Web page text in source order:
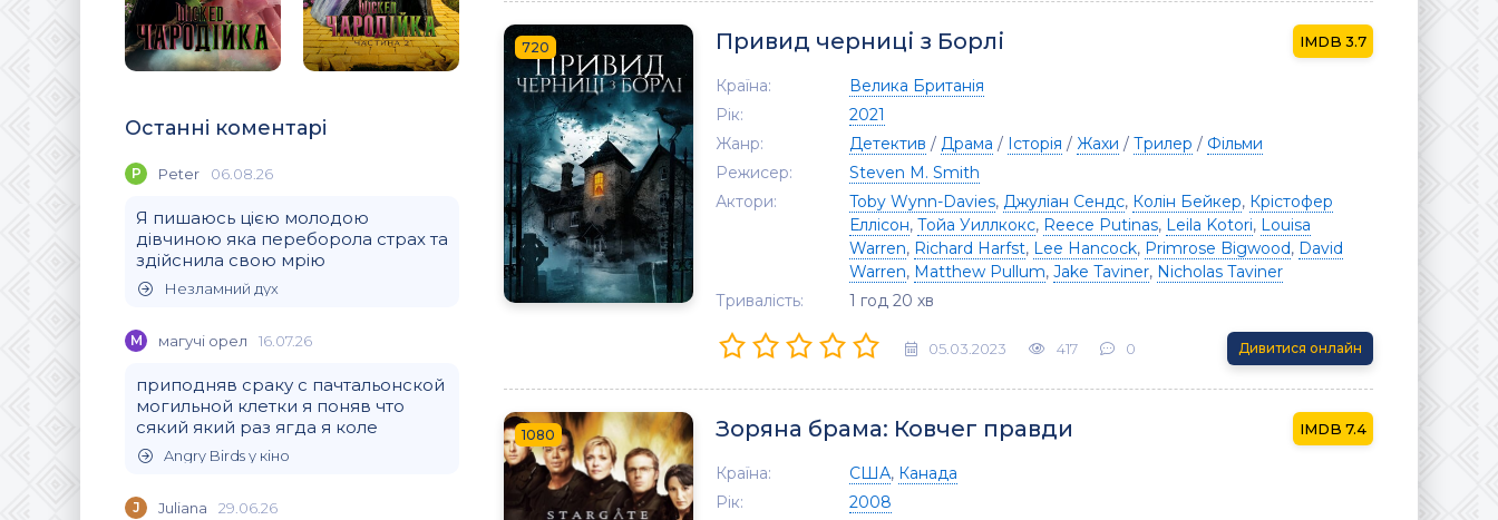
Останні коментарі
P Peter 06.08.26
Я пишаюсь цією молодою
дівчиною яка переборола страх та
здійснила свою мрію
Незламний дух
М магучi орел 16.07.26
приподняв сраку с пачтальонской
могильной клетки я поняв что
сякий який раз ягда я коле
Angry Birds у кіно
J Juliana 29.06.26
720 Привид черниці з Борлі 3.7
Країна:
Велика Британія
Рік:
2021
Жанр:
Детектив / Драма / Історія / Жахи / Трилер / Фільми
Режисер:
Steven M. Smith
Актори:
Toby Wynn-Davies, Джуліан Сендс, Колін Бейкер, Крістофер
Еллісон, Тойа Уиллкокс, Reece Putinas, Leila Kotori, Louisa
Warren, Richard Harfst, Lee Hancock, Primrose Bigwood, David
Warren, Matthew Pullum, Jake Taviner, Nicholas Taviner
Тривалість:
1 год 20 хв
05.03.2023 417 0 Дивитися онлайн
1080 Зоряна брама: Ковчег правди 7.4
Країна: США, Канада
Рік:
2008